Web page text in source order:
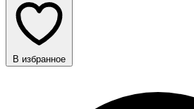
В избранное